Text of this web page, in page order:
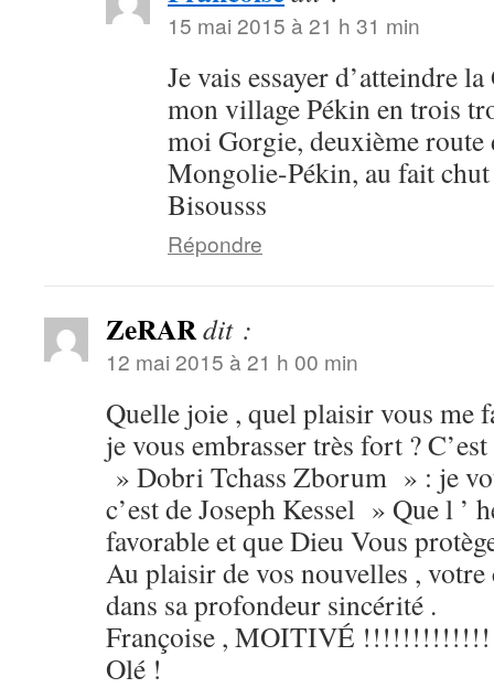
15 mai 2015 à 21 h 31 min
Je vais essayer d’atteindre
mon village Pékin en trois
moi Gorgie, deuxième
Mongolie-Pékin, au fait chut
Bisousss
Répondre
ZeRARdit :
12 mai 2015 à 21 h 00 min
Quelle joie , quel plaisir vous me
je vous embrasser très fort ?
» Dobri Tchass Zborum » : je
c’est de Joseph Kessel » Que l ’
favorable et que Dieu Vous
Au plaisir de vos nouvelles ,
dans sa profondeur sincérité .
Françoise , MOITIVÉ
Olé !